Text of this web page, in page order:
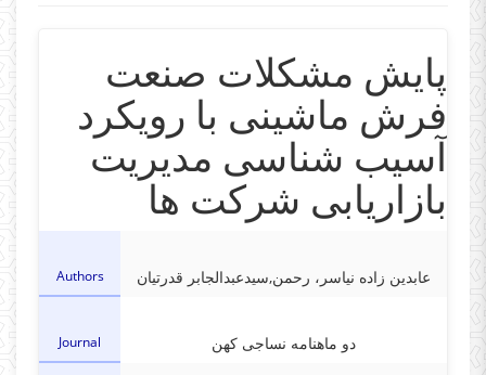
پایش مشکلات صنعت
فرش ماشینی با رویکرد
آسیب شناسی مدیریت
بازاریابی شرکت ها
Authors عابدین زاده نیاسر، رحمن,سیدعبدالجابر قدرتیان
Journal دو ماهنامه نساجی کهن